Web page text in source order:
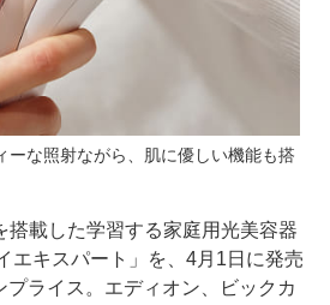
ーな照射ながら、肌に優しい機能も搭
搭載した学習する家庭用光美容器
エキスパート」を、4月1日に発売
ライス。エディオン、ビックカ